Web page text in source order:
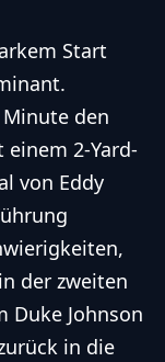
Start
den
2-Yard-
von Eddy
der zweiten
Duke Johnson
in die